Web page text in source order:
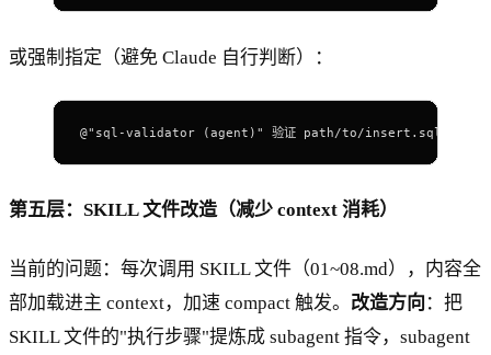
或强制指定（避免 Claude 自行判断）：
@"sql-validator (agent)" 验证 path/to/insert.sql
第五层：SKILL 文件改造（减少 context 消耗）
当前的问题：每次调用 SKILL 文件（01~08.md），内容全
部加载进主 context，加速 compact 触发。 改造方向 ：把
SKILL 文件的"执行步骤"提炼成 subagent 指令，subagent